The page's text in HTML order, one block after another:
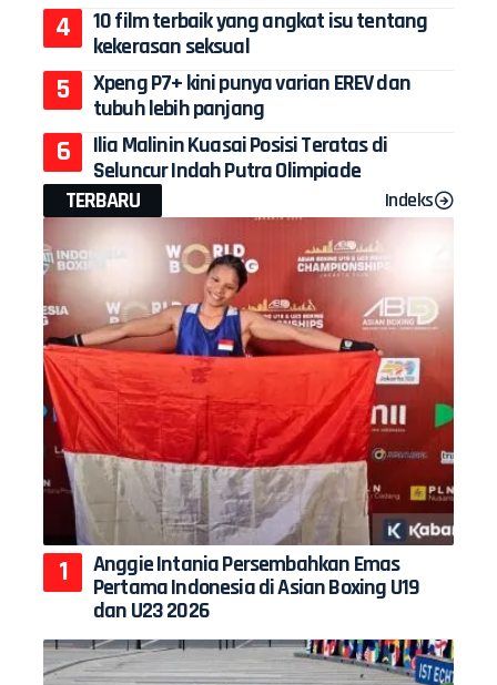
10 film terbaik yang angkat isu tentang
kekerasan seksual
Xpeng P7+ kini punya varian EREV dan
tubuh lebih panjang
Ilia Malinin Kuasai Posisi Teratas di
Seluncur Indah Putra Olimpiade
TERBARU
Indeks
Anggie Intania Persembahkan Emas
Pertama Indonesia di Asian Boxing U19
dan U23 2026